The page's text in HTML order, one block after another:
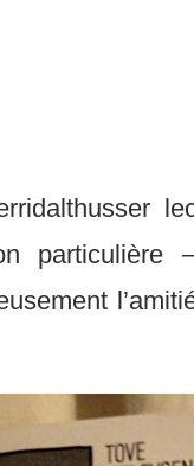
particulière